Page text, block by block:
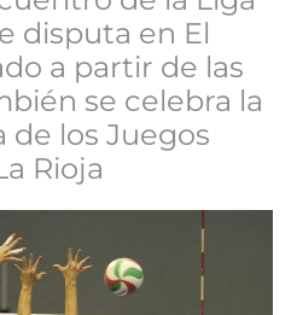
disputa en El
a partir de las
se celebra la
los Juegos
Rioja